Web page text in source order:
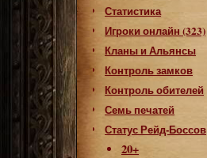
Статистика
Игроки онлайн (323)
Кланы и Альянсы
Контроль замков
Контроль обителей
Семь печатей
Статус Рейд-Боссов
20+